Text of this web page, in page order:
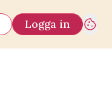
Logga in